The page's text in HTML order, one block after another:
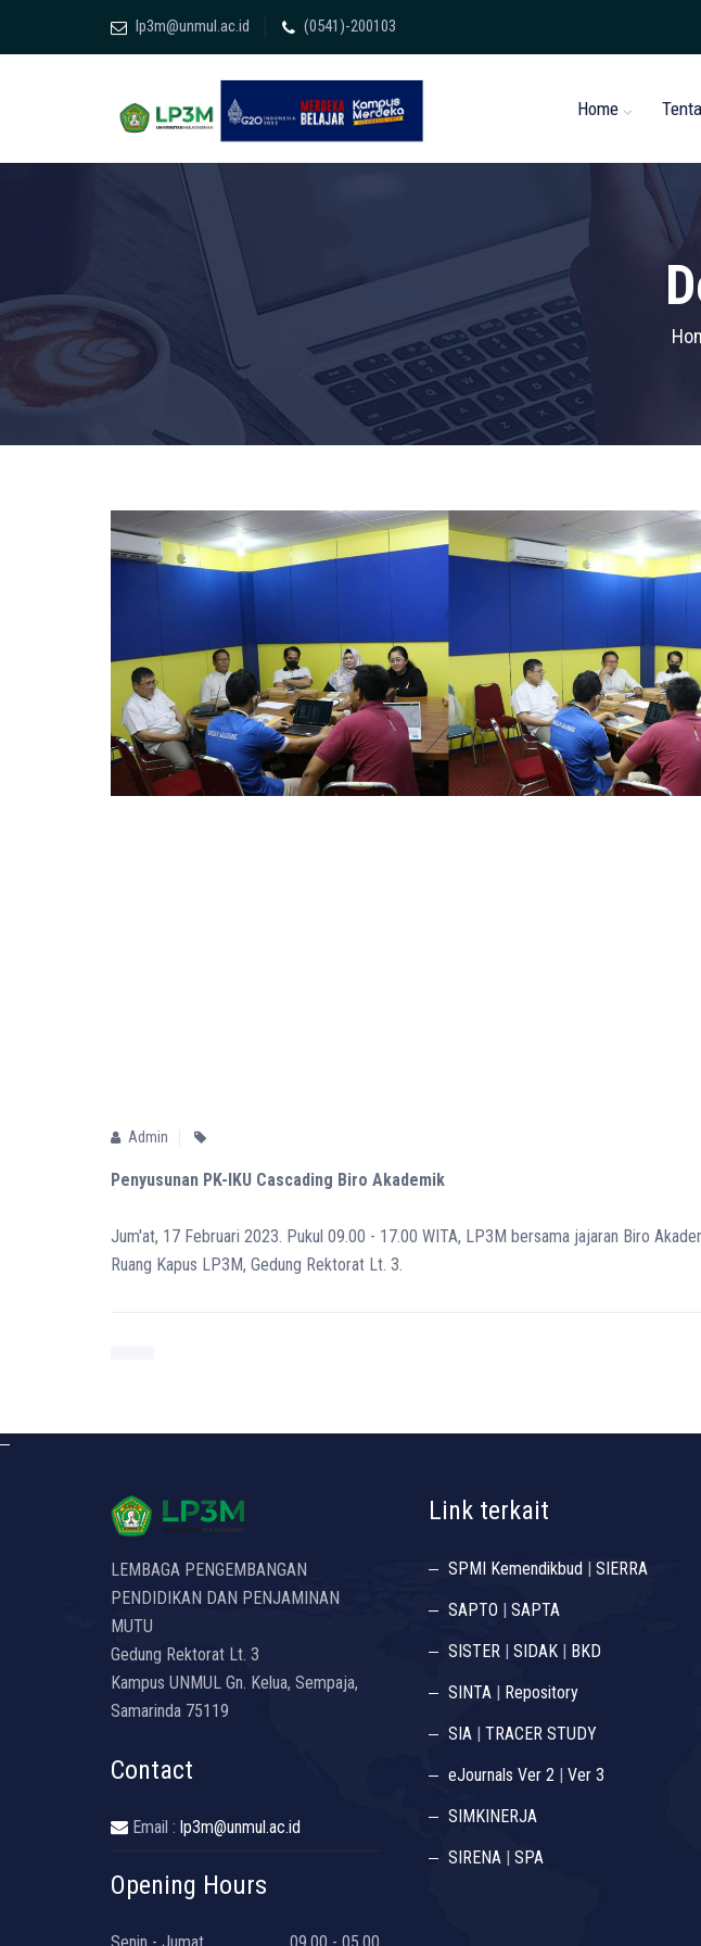
lp3m@unmul.ac.id (0541)-200103
Home
Admin
Penyusunan PK-IKU Cascading Biro Akademik
Jum'at, 17 Februari 2023. Pukul 09.00 - 17.00 WITA, LP3M bersama jajaran Biro
Ruang Kapus LP3M, Gedung Rektorat Lt. 3.
LEMBAGA PENGEMBANGAN
PENDIDIKAN DAN PENJAMINAN
MUTU
Gedung Rektorat Lt. 3
Kampus UNMUL Gn. Kelua, Sempaja,
Samarinda 75119
Contact
Email : lp3m@unmul.ac.id
Opening Hours
Link terkait
SPMI Kemendikbud | SIERRA
SAPTO | SAPTA
SISTER| SIDAK| BKD
SINTA| Repository
SIA| TRACER STUDY
eJournals Ver 2 | Ver 3
SIMKINERJA
SIRENA| SPA